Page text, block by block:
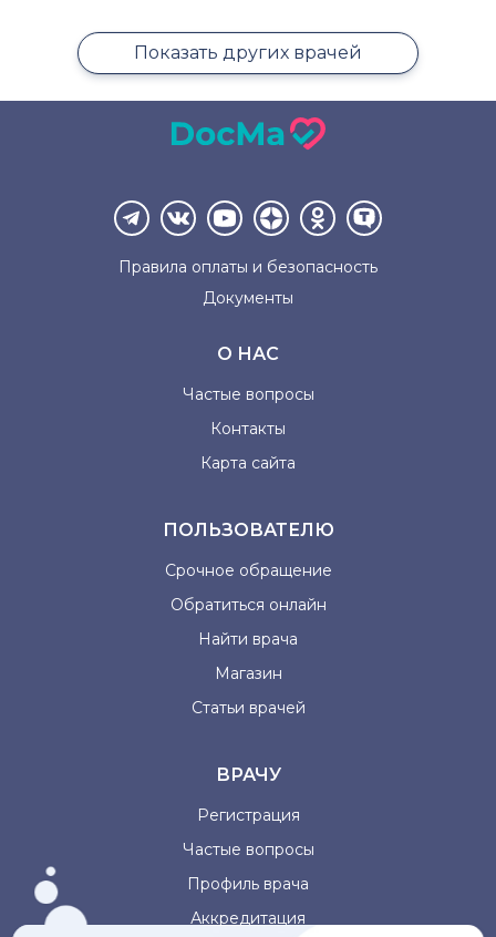
Показать других врачей
Правила оплаты и безопасность
Документы
О НАС
Частые вопросы
Контакты
Карта сайта
ПОЛЬЗОВАТЕЛЮ
Срочное обращение
Обратиться онлайн
Найти врача
Магазин
Статьи врачей
ВРАЧУ
Регистрация
Частые вопросы
Профиль врача
Аккредитация